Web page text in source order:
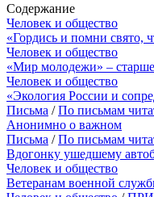
Содержание
Человек и общество
«Гордись и помни свято,
Человек и общество
«Мир молодежи» –
Человек и общество
«Экология России и
Письма /По письмам
Анонимно о важном
Письма /По письмам
Вдогонку ушедшему
Человек и общество
Ветеранам военной